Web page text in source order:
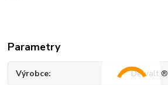
Parametry
Výrobce Dewalt ®